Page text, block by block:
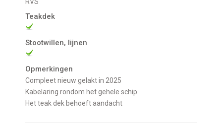
Teakdek
Stootwillen, lijnen
Opmerkingen
Compleet nieuw gelakt in 2025
Kabelaring rondom het gehele schip
Het teak dek behoeft aandacht